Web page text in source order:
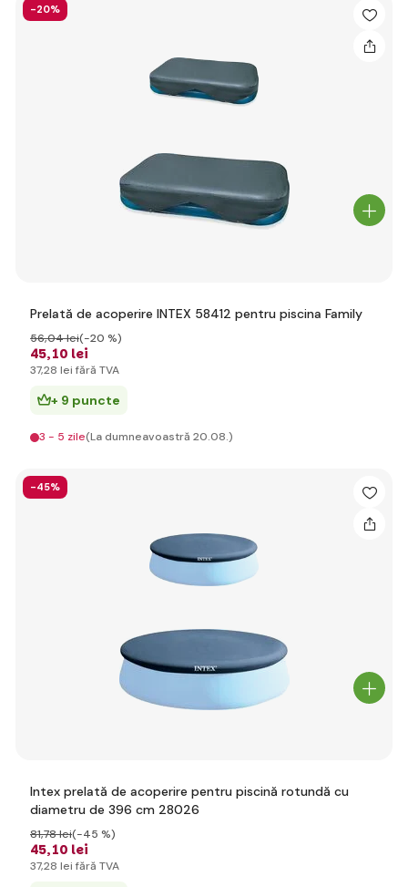
-20%
Prelată de acoperire INTEX 58412 pentru piscina Family
45,10 lei
56,04 lei(-20 %)
37,28 lei fără TVA
+ 9 puncte
3 - 5 zile(La dumneavoastră 20.08.)
-45%
Intex prelată de acoperire pentru piscină rotundă cu
diametru de 396 cm 28026
45,10 lei
81,78 lei(-45 %)
37,28 lei fără TVA